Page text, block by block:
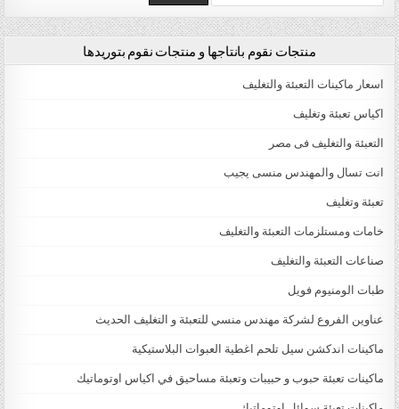
منتجات نقوم بانتاجها و منتجات نقوم بتوريدها
اسعار ماكينات التعبئة والتغليف
اكياس تعبئة وتغليف
التعبئة والتغليف فى مصر
انت تسال والمهندس منسى يجيب
تعبئة وتغليف
خامات ومستلزمات التعبئة والتغليف
صناعات التعبئة والتغليف
طبات الومنيوم فويل
عناوين الفروع لشركة مهندس منسي للتعبئة و التغليف الحديث
ماكينات اندكشن سيل تلحم اغطية العبوات البلاستيكية
ماكينات تعبئة حبوب و حبيبات وتعبئة مساحيق في اكياس اوتوماتيك